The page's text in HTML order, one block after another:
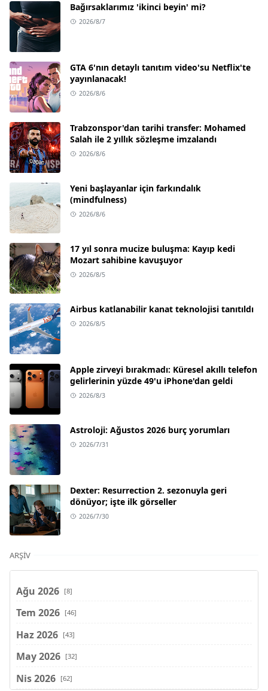
Bağırsaklarımız 'ikinci beyin' mi?
2026/8/7
GTA 6'nın detaylı tanıtım video'su Netflix'te
yayınlanacak!
2026/8/6
Trabzonspor'dan tarihi transfer: Mohamed
Salah ile 2 yıllık sözleşme imzalandı
2026/8/6
Yeni başlayanlar için farkındalık
(mindfulness)
2026/8/6
17 yıl sonra mucize buluşma: Kayıp kedi
Mozart sahibine kavuşuyor
2026/8/5
Airbus katlanabilir kanat teknolojisi tanıtıldı
2026/8/5
Apple zirveyi bırakmadı: Küresel akıllı telefon
gelirlerinin yüzde 49'u iPhone'dan geldi
2026/8/3
Astroloji: Ağustos 2026 burç yorumları
2026/7/31
Dexter: Resurrection 2. sezonuyla geri
dönüyor; işte ilk görseller
2026/7/30
ARŞIV
Ağu 2026 [8]
Tem 2026 [46]
Haz 2026 [43]
May 2026 [32]
Nis 2026 [62]